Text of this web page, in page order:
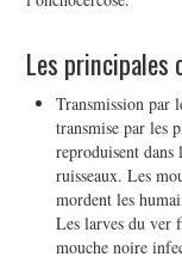
Les principales
Transmission par
transmise par les
reproduisent dans
ruisseaux. Les
mordent les
Les larves du ver
mouche noire